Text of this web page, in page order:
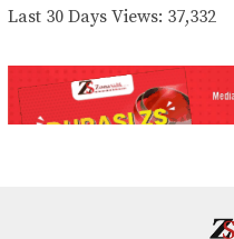
Last 30 Days Views: 37,332